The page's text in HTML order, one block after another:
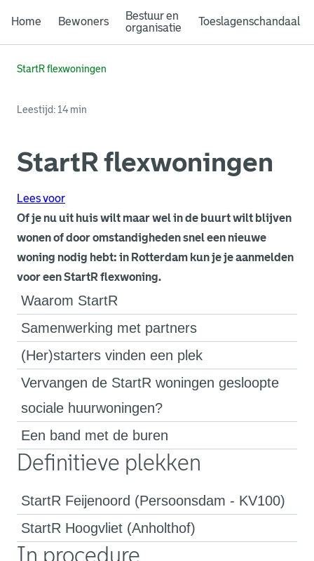
Home Bewoners
Bestuur en
organisatie
Toeslagenschandaal
StartR flexwoningen
Leestijd: 14 min
StartR flexwoningen
Lees voor
Of je nu uit huis wilt maar wel in de buurt wilt blijven
wonen of door omstandigheden snel een nieuwe
woning nodig hebt: in Rotterdam kun je je aanmelden
voor een StartR flexwoning.
Waarom StartR
Samenwerking met partners
(Her)starters vinden een plek
Vervangen de StartR woningen gesloopte
sociale huurwoningen?
Een band met de buren
Definitieve plekken
StartR Feijenoord (Persoonsdam - KV100)
StartR Hoogvliet (Anholthof)
In procedure